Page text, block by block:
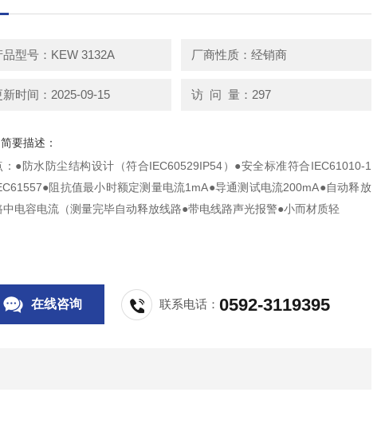
品型号：KEW 3132A 厂商性质：经销商
新时间：2025-09-15 访 问 量：297
简要描述：
：●防水防尘结构设计（符合IEC60529IP54）●安全标准符合IEC61010-1
阻抗值最小时额定测量电流1mA●导通测试电流200mA●自动释放
中电容电流（测量完毕自动释放线路●带电线路声光报警●小而材质轻
在线咨询 联系电话：0592-3119395